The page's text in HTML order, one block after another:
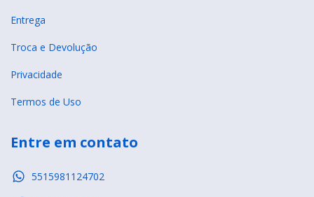
Entrega
Troca e Devolução
Privacidade
Termos de Uso
Entre em contato
5515981124702